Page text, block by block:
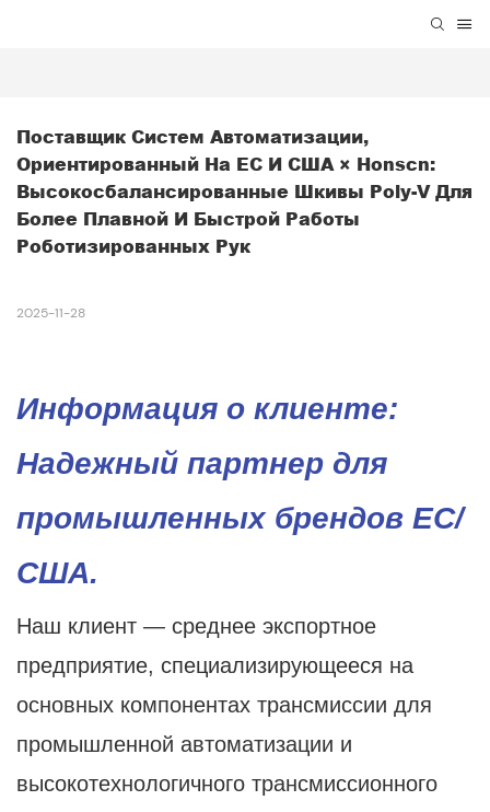
Поставщик Систем Автоматизации,
Ориентированный На ЕС И США × Honscn:
Высокосбалансированные Шкивы Poly-V Для
Более Плавной И Быстрой Работы
Роботизированных Рук
2025-11-28
Информация о клиенте:
Надежный партнер для
промышленных брендов ЕС/
США.
Наш клиент — среднее экспортное
предприятие, специализирующееся на
основных компонентах трансмиссии для
промышленной автоматизации и
высокотехнологичного трансмиссионного